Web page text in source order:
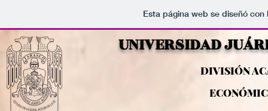
Esta página web se diseñó
UNIVERSIDAD
DIVISIÓN